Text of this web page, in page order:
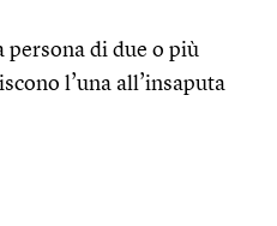
persona di due o più
l’una all’insaputa